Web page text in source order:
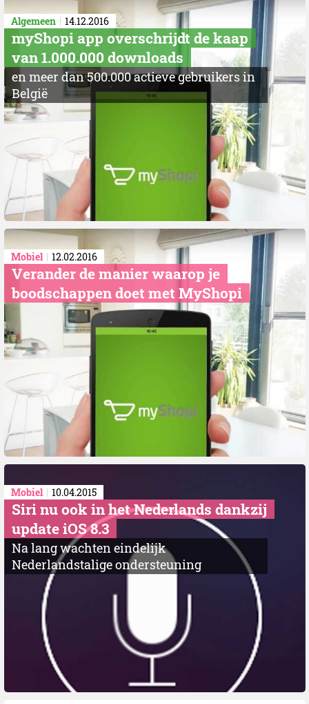
Algemeen 14.12.2016
myShopi app overschrijdt de kaap
van 1.000.000 downloads
en meer dan 500.000 actieve gebruikers in
België
Mobiel 12.02.2016
Verander de manier waarop je
boodschappen doet met MyShopi
Mobiel 10.04.2015
Siri nu ook in het Nederlands dankzij
update iOS 8.3
Na lang wachten eindelijk
Nederlandstalige ondersteuning